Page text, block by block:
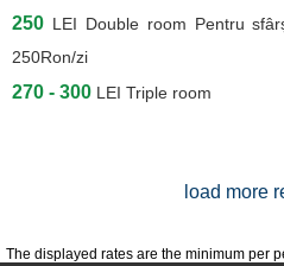
The displayed rates are the minimum per
250 LEI
Double room Pentru
250Ron/zi
270 - 300 LEI Triple room
load more